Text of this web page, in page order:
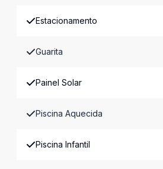
Estacionamento
Guarita
Painel Solar
Piscina Aquecida
Piscina Infantil